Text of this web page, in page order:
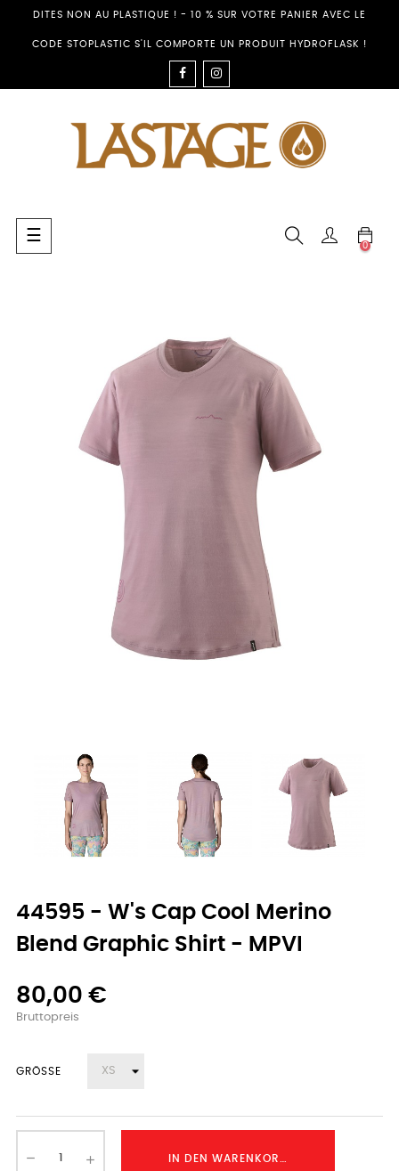
DITES NON AU PLASTIQUE ! - 10 % SUR VOTRE PANIER AVEC LE
CODE STOPLASTIC S'IL COMPORTE UN PRODUIT HYDROFLASK !
FACEBOOK
Umschalten
der
☰
0
44595 - W's Cap Cool Merino
Blend Graphic Shirt - MPVI
80,00 €
Bruttopreis
GRÖSSE
IN DEN WARENKORB LEGEN